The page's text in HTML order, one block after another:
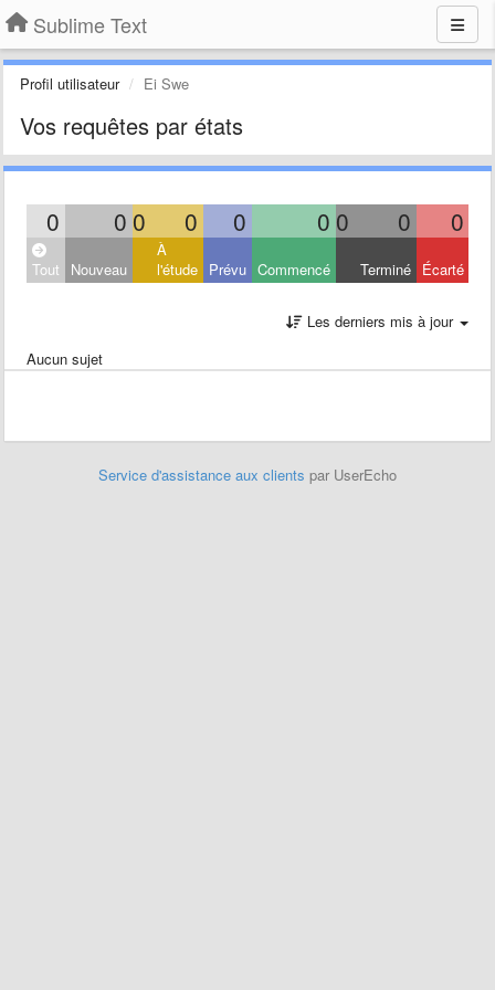
Sublime Text
Profil utilisateur Ei Swe
Vos requêtes par états
0 0 0 0 0 0 0 0 0
Tout Nouveau
À
l'étude Prévu Commencé Terminé Écarté
Les derniers mis à jour
Aucun sujet
Service d'assistance aux clients par UserEcho